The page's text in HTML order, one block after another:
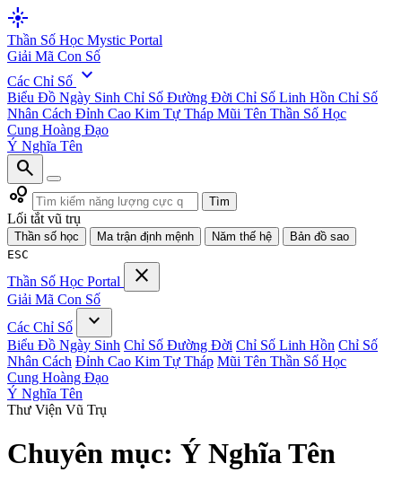
flare
Thần Số Học Mystic Portal
Giải Mã Con Số
Các Chỉ Số expand_more
Biểu Đồ Ngày Sinh Chỉ Số Đường Đời Chỉ Số Linh Hồn Chỉ Số
Nhân Cách Đỉnh Cao Kim Tự Tháp Mũi Tên Thần Số Học
Cung Hoàng Đạo
Ý Nghĩa Tên
search
bubble_chart
Tìm
Lối tắt vũ trụ
Thần số học Ma trận định mệnh Năm thế hệ
Bản đồ sao
ESC
Thần Số Học Portal close
Giải Mã Con Số
Các Chỉ Số
expand_more
Biểu Đồ Ngày Sinh Chỉ Số Đường Đời Chỉ Số Linh Hồn Chỉ Số
Nhân Cách Đỉnh Cao Kim Tự Tháp Mũi Tên Thần Số Học
Cung Hoàng Đạo
Ý Nghĩa Tên
Thư Viện Vũ Trụ
Chuyên mục: Ý Nghĩa Tên